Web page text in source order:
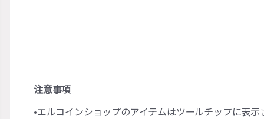
注意事項
•エルコインショップのアイテムはツールチップに表